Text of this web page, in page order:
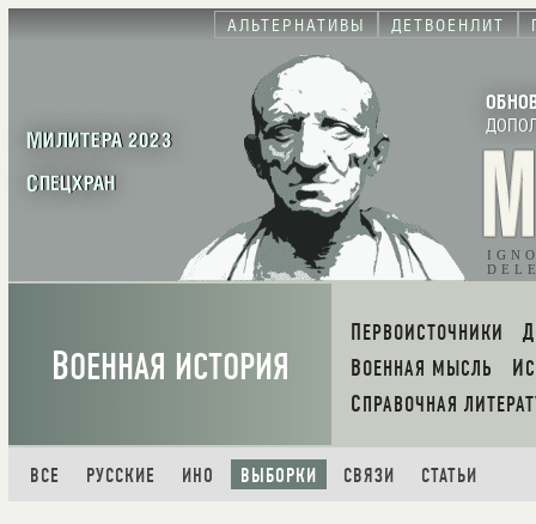
АЛЬТЕРНАТИВЫ ДЕТВОЕНЛИТ
МИЛИТЕРА 2023
СПЕЦХРАН
ВОЕННАЯ ИСТОРИЯ
ПЕРВОИСТОЧНИКИ
ВОЕННАЯ МЫСЛЬ
СПРАВОЧНАЯ
ВСЕ РУССКИЕ ИНО ВЫБОРКИ СВЯЗИ СТАТЬИ